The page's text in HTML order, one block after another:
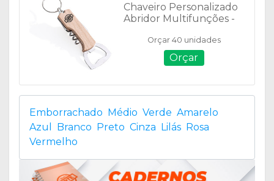
Chaveiro Personalizado
Abridor Multifunções -
Orçar 40 unidades
Orçar
Emborrachado Médio Verde Amarelo
Azul
Branco Preto Cinza Lilás Rosa
Vermelho